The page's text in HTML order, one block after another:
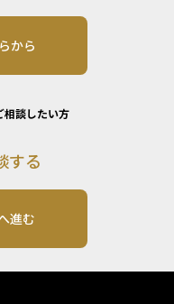
から
相談したい方
する
進む